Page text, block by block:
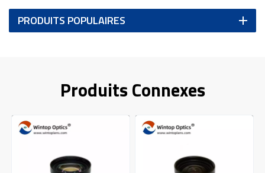
PRODUITS POPULAIRES
Produits Connexes